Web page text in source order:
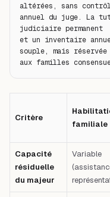
altérées, sans
annuel du juge. La
judiciaire permanent
et un inventaire
souple, mais réservée
aux familles
Critère
familiale
Capacité
résiduelle
du majeur
Variable